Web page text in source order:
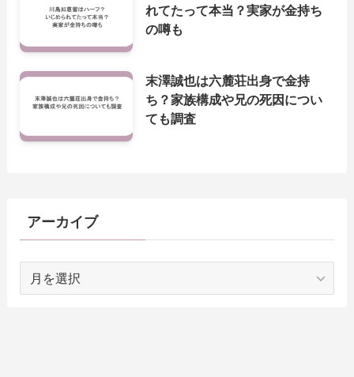
れてたって本当？実家が金持ち
の噂も
末澤誠也は六麓荘出身で金持
ち？家族構成や兄の死因につい
ても調査
アーカイブ